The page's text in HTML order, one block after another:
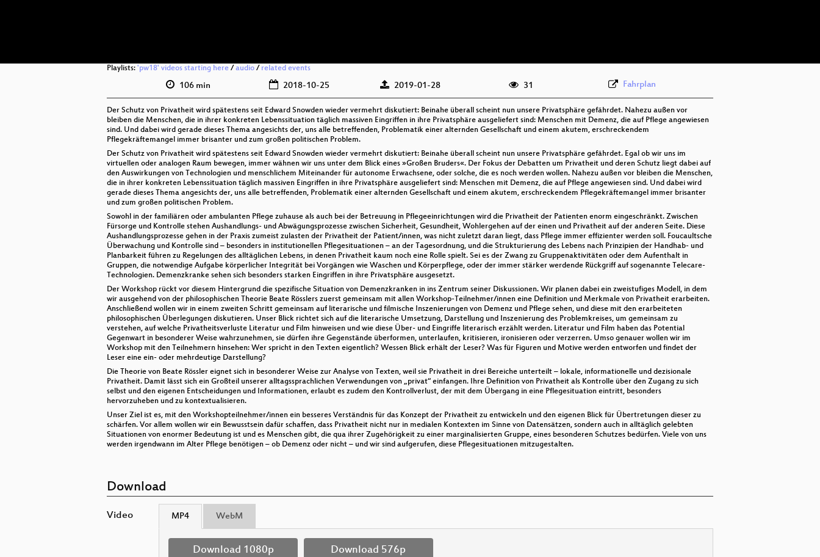
Playlists: 'pw18' videos starting here / audio / related events
106 min 2018-10-25 2019-01-28 31 Fahrplan
Der Schutz von Privatheit wird spätestens seit Edward Snowden wieder vermehrt diskutiert: Beinahe überall scheint nun unsere Privatsphäre gefährdet. Nahezu außen vor
bleiben die Menschen, die in ihrer konkreten Lebenssituation täglich massiven Eingriffen in ihre Privatsphäre ausgeliefert sind: Menschen mit Demenz, die auf Pflege angewiesen
sind. Und dabei wird gerade dieses Thema angesichts der, uns alle betreffenden, Problematik einer alternden Gesellschaft und einem akutem, erschreckendem
Pflegekräftemangel immer brisanter und zum großen politischen Problem.
Der Schutz von Privatheit wird spätestens seit Edward Snowden wieder vermehrt diskutiert: Beinahe überall scheint nun unsere Privatsphäre gefährdet. Egal ob wir uns im
virtuellen oder analogen Raum bewegen, immer wähnen wir uns unter dem Blick eines »Großen Bruders«. Der Fokus der Debatten um Privatheit und deren Schutz liegt dabei auf
den Auswirkungen von Technologien und menschlichem Miteinander für autonome Erwachsene, oder solche, die es noch werden wollen. Nahezu außen vor bleiben die Menschen,
die in ihrer konkreten Lebenssituation täglich massiven Eingriffen in ihre Privatsphäre ausgeliefert sind: Menschen mit Demenz, die auf Pflege angewiesen sind. Und dabei wird
gerade dieses Thema angesichts der, uns alle betreffenden, Problematik einer alternden Gesellschaft und einem akutem, erschreckendem Pflegekräftemangel immer brisanter
und zum großen politischen Problem.
Sowohl in der familiären oder ambulanten Pflege zuhause als auch bei der Betreuung in Pflegeeinrichtungen wird die Privatheit der Patienten enorm eingeschränkt. Zwischen
Fürsorge und Kontrolle stehen Aushandlungs- und Abwägungsprozesse zwischen Sicherheit, Gesundheit, Wohlergehen auf der einen und Privatheit auf der anderen Seite. Diese
Aushandlungsprozesse gehen in der Praxis zumeist zulasten der Privatheit der Patient/innen, was nicht zuletzt daran liegt, dass Pflege immer effizienter werden soll. Foucaultsche
Überwachung und Kontrolle sind – besonders in institutionellen Pflegesituationen – an der Tagesordnung, und die Strukturierung des Lebens nach Prinzipien der Handhab- und
Planbarkeit führen zu Regelungen des alltäglichen Lebens, in denen Privatheit kaum noch eine Rolle spielt. Sei es der Zwang zu Gruppenaktivitäten oder dem Aufenthalt in
Gruppen, die notwendige Aufgabe körperlicher Integrität bei Vorgängen wie Waschen und Körperpflege, oder der immer stärker werdende Rückgriff auf sogenannte Telecare-
Technologien. Demenzkranke sehen sich besonders starken Eingriffen in ihre Privatsphäre ausgesetzt.
Der Workshop rückt vor diesem Hintergrund die spezifische Situation von Demenzkranken in ins Zentrum seiner Diskussionen. Wir planen dabei ein zweistufiges Modell, in dem
wir ausgehend von der philosophischen Theorie Beate Rösslers zuerst gemeinsam mit allen Workshop-Teilnehmer/innen eine Definition und Merkmale von Privatheit erarbeiten.
Anschließend wollen wir in einem zweiten Schritt gemeinsam auf literarische und filmische Inszenierungen von Demenz und Pflege sehen, und diese mit den erarbeiteten
philosophischen Überlegungen diskutieren. Unser Blick richtet sich auf die literarische Umsetzung, Darstellung und Inszenierung des Problemkreises, um gemeinsam zu
verstehen, auf welche Privatheitsverluste Literatur und Film hinweisen und wie diese Über- und Eingriffe literarisch erzählt werden. Literatur und Film haben das Potential
Gegenwart in besonderer Weise wahrzunehmen, sie dürfen ihre Gegenstände überformen, unterlaufen, kritisieren, ironisieren oder verzerren. Umso genauer wollen wir im
Workshop mit den Teilnehmern hinsehen: Wer spricht in den Texten eigentlich? Wessen Blick erhält der Leser? Was für Figuren und Motive werden entworfen und findet der
Leser eine ein- oder mehrdeutige Darstellung?
Die Theorie von Beate Rössler eignet sich in besonderer Weise zur Analyse von Texten, weil sie Privatheit in drei Bereiche unterteilt – lokale, informationelle und dezisionale
Privatheit. Damit lässt sich ein Großteil unserer alltagssprachlichen Verwendungen von „privat“ einfangen. Ihre Definition von Privatheit als Kontrolle über den Zugang zu sich
selbst und den eigenen Entscheidungen und Informationen, erlaubt es zudem den Kontrollverlust, der mit dem Übergang in eine Pflegesituation eintritt, besonders
hervorzuheben und zu kontextualisieren.
Unser Ziel ist es, mit den Workshopteilnehmer/innen ein besseres Verständnis für das Konzept der Privatheit zu entwickeln und den eigenen Blick für Übertretungen dieser zu
schärfen. Vor allem wollen wir ein Bewusstsein dafür schaffen, dass Privatheit nicht nur in medialen Kontexten im Sinne von Datensätzen, sondern auch in alltäglich gelebten
Situationen von enormer Bedeutung ist und es Menschen gibt, die qua ihrer Zugehörigkeit zu einer marginalisierten Gruppe, eines besonderen Schutzes bedürfen. Viele von uns
werden irgendwann im Alter Pflege benötigen – ob Demenz oder nicht – und wir sind aufgerufen, diese Pflegesituationen mitzugestalten.
Download
Video MP4 WebM
Download 1080p Download 576p